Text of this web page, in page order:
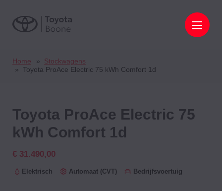
Home
Stockwagens
Toyota ProAce Electric 75 kWh Comfort 1d
Toyota ProAce Electric 75
kWh Comfort 1d
€ 31.490,00
Elektrisch Automaat (CVT) Bedrijfsvoertuig